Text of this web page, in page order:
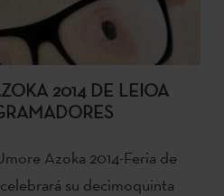
2014 DE LEIOA
Azoka 2014-Feria de
su decimoquinta